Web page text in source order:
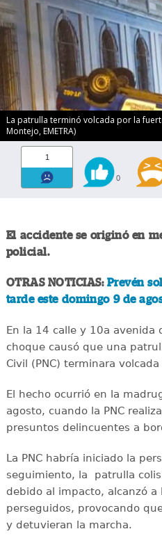
La patrulla terminó volcada por la
Montejo, EMETRA)
1
0
El accidente se originó en
policial.
OTRAS NOTICIAS:Prevén
tarde este domingo 9 de
En la 14 calle y 10a avenida
choque causó que una
Civil (PNC) terminara
El hecho ocurrió en la
agosto, cuando la PNC
presuntos delincuentes a
La PNC habría iniciado la
seguimiento, la patrulla
debido al impacto, alcanzó
perseguidos, provocando
y detuvieran la marcha.